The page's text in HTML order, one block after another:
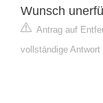
Wunsch
Antrag auf
vollständige